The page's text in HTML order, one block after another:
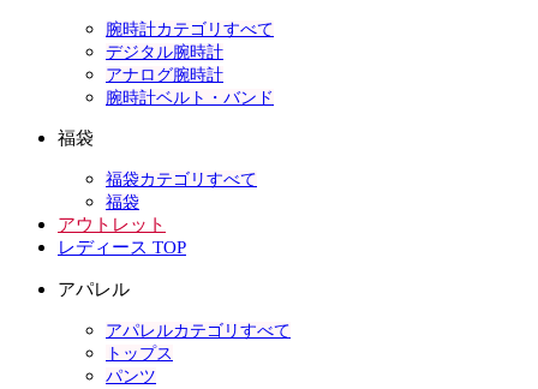
腕時計カテゴリすべて
デジタル腕時計
アナログ腕時計
腕時計ベルト・バンド
福袋
福袋カテゴリすべて
福袋
アウトレット
レディース TOP
アパレル
アパレルカテゴリすべて
トップス
パンツ